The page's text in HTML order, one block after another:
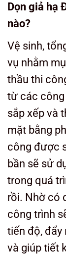
Dọn giả hạ
nào?
Vệ sinh,
vụ nhằm
thầu thi
từ các công
sắp xếp và
mặt bằng
công được
bần sẽ sử
trong quá
rồi. Nhờ có
công trình
tiến độ,
và giúp tiết